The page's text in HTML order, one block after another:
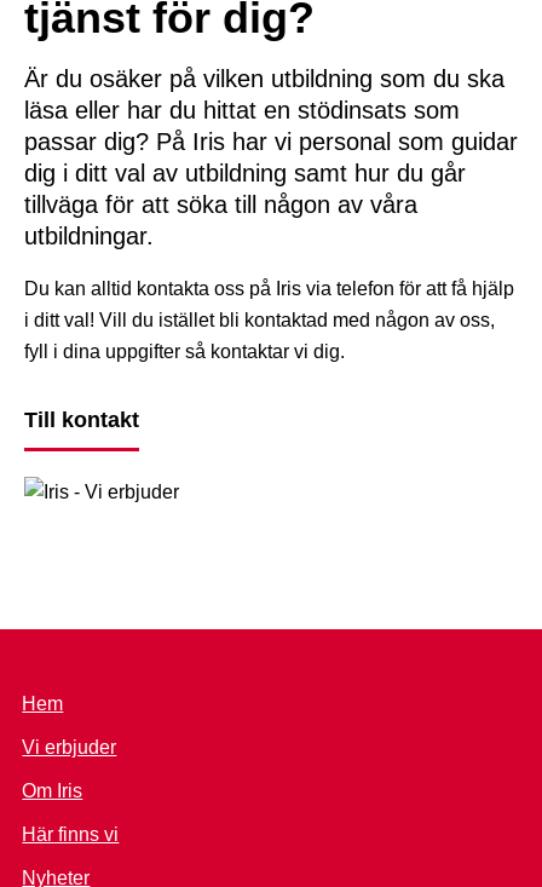
tjänst för dig?
Är du osäker på vilken utbildning som du ska
läsa eller har du hittat en stödinsats som
passar dig? På Iris har vi personal som guidar
dig i ditt val av utbildning samt hur du går
tillväga för att söka till någon av våra
utbildningar.
Du kan alltid kontakta oss på Iris via telefon för att få hjälp
i ditt val! Vill du istället bli kontaktad med någon av oss,
fyll i dina uppgifter så kontaktar vi dig.
Till kontakt
Hem
Vi erbjuder
Om Iris
Här finns vi
Nyheter